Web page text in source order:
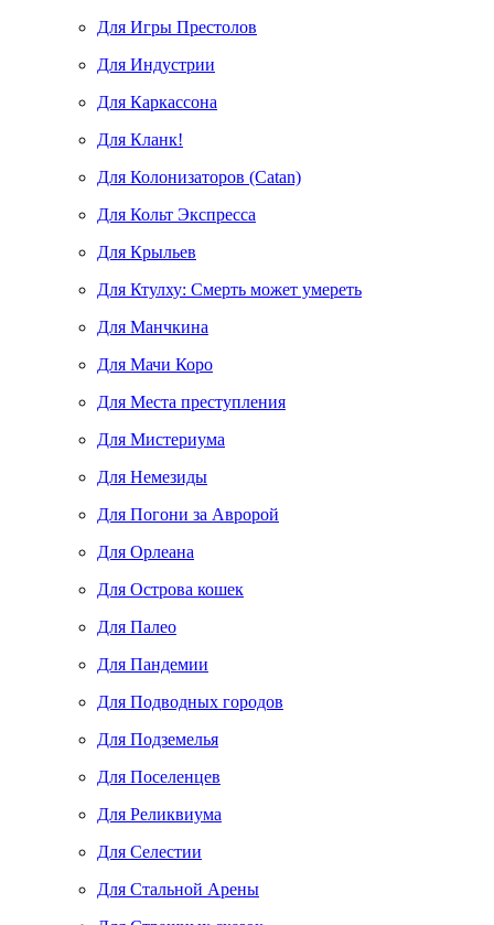
Для Игры Престолов
Для Индустрии
Для Каркассона
Для Кланк!
Для Колонизаторов (Catan)
Для Кольт Экспресса
Для Крыльев
Для Ктулху: Смерть может умереть
Для Манчкина
Для Мачи Коро
Для Места преступления
Для Мистериума
Для Немезиды
Для Погони за Авророй
Для Орлеана
Для Острова кошек
Для Палео
Для Пандемии
Для Подводных городов
Для Подземелья
Для Поселенцев
Для Реликвиума
Для Селестии
Для Стальной Арены